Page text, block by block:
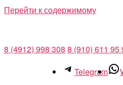
Перейти к содержимому
8 (4912) 998 308 8 (910) 611 95
Telegram